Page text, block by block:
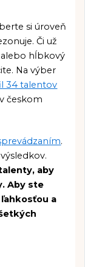
si úroveň
Či už
alebo hĺbkový
Na výber
34 talentov
českom
.
aby
Aby ste
a